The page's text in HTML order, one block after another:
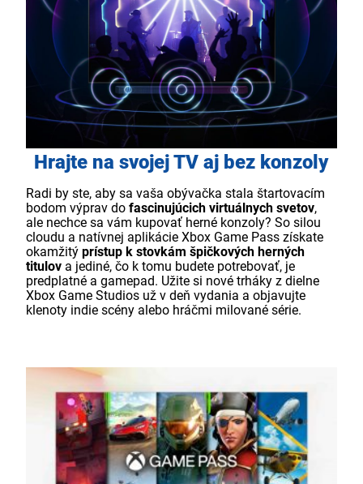
Hrajte na svojej TV aj bez konzoly
Radi by ste, aby sa vaša obývačka stala štartovacím
bodom výprav do fascinujúcich virtuálnych svetov,
ale nechce sa vám kupovať herné konzoly? So silou
cloudu a natívnej aplikácie Xbox Game Pass získate
okamžitý prístup k stovkám špičkových herných
titulov a jediné, čo k tomu budete potrebovať, je
predplatné a gamepad. Užite si nové trháky z dielne
Xbox Game Studios už v deň vydania a objavujte
klenoty indie scény alebo hráčmi milované série.